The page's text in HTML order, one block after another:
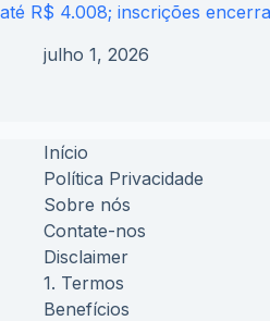
até R$ 4.008; inscrições
julho 1, 2026
Início
Política Privacidade
Sobre nós
Contate-nos
Disclaimer
1. Termos
Benefícios